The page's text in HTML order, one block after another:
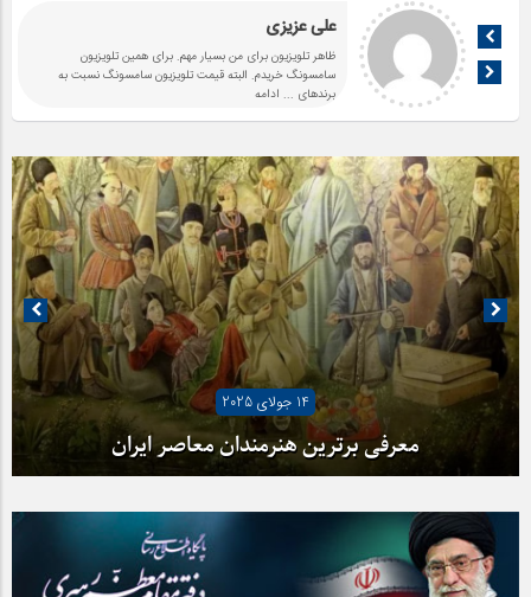
علی عزیزی
ظاهر تلویزیون برای من بسیار مهم. برای همین تلویزیون
سامسونگ خریدم. البته قیمت تلویزیون سامسونگ نسبت به
برندهای ... ادامه
14 جولای 2025
معرفی برترین هنرمندان معاصر ایران
07 جولای 2025